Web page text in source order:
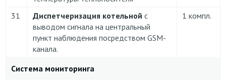
31 Диспетчеризация котельной с
выводом сигнала на центральный
пункт наблюдения посредством GSM-
канала.
1 компл.
Система мониторинга